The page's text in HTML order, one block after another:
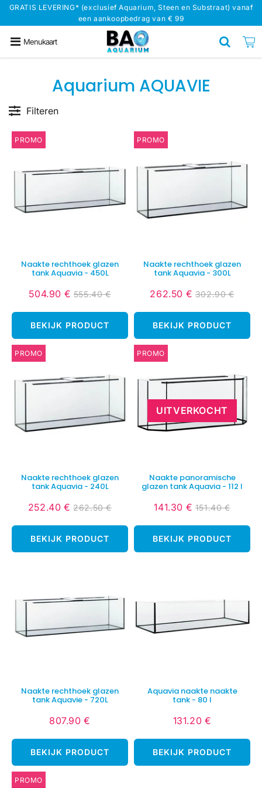
GRATIS LEVERING* (exclusief Aquarium, Steen en Substraat) vanaf
een aankoopbedrag van € 99
Menukaart
Aquarium AQUAVIE
Filteren
PROMO
Naakte rechthoek glazen
tank Aquavia - 450L
Verlaagde
504.90 € 504.90
Normale
555.40 €555.40
BEKIJK PRODUCT
PROMO
Naakte rechthoek glazen
tank Aquavia - 300L
Verlaagde
262.50 € 262.50
Normale
302.90 €
BEKIJK PRODUCT
PROMO
Naakte rechthoek glazen
tank Aquavia - 240L
Verlaagde
252.40 € 252.40
Normale
262.50 €
BEKIJK PRODUCT
UITVERKOCHT
PROMO
Naakte panoramische
glazen tank Aquavia - 112 l
Verlaagde
141.30 € 141.30
Normale
151.40 €151.40
BEKIJK PRODUCT
Naakte rechthoek glazen
tank Aquavie - 720L
Normale
807.90 €
BEKIJK PRODUCT
Aquavia naakte naakte
tank - 80 l
Normale
131.20 €
BEKIJK PRODUCT
PROMO